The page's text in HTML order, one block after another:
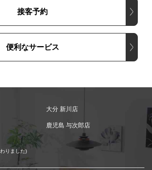
接客予約
便利なサービス
大分 新川店
鹿児島 与次郎店
りました)